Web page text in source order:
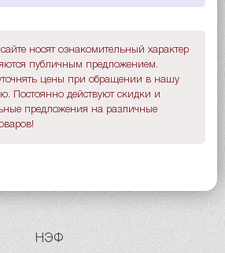
носят ознакомительный характер
публичным предложением.
цены при обращении в нашу
Постоянно действуют скидки и
предложения на различные
НЭФ